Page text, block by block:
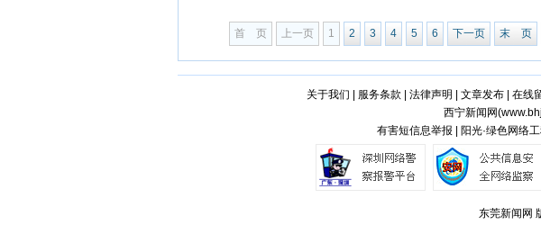
首 页 上一页 1 2 3 4 5 6 下一页 末 页
关于我们 服务条款 法律声明 文章发布| 在线
西宁新闻网(
有害短信息举报 | 阳光·绿色网络
东莞新闻网